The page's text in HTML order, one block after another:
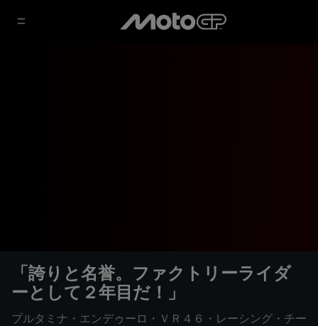
「誇りと名誉。ファクトリーライダ
ーとして２年目だ！」
プルタミナ・エンデゥーロ・ＶＲ４６・レーシング・チー